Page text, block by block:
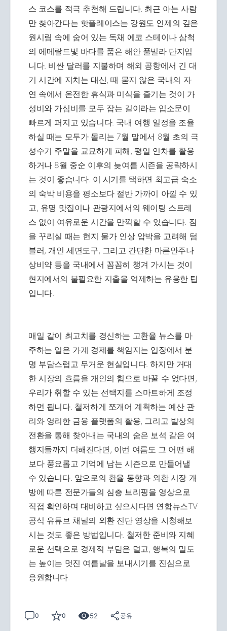
스 코스를 적극 추천해 드립니다. 최근 아는 사람
만 찾아간다는 핫플레이스는 강원도 인제의 깊은
원시림 속에 숨어 있는 독채 에코 스테이나 삼척
의 에메랄드빛 바다를 품은 해안 풀빌라 단지입
니다. 비싼 달러를 지불하며 해외 공항에서 긴 대
기 시간에 지치는 대신, 때 묻지 않은 국내의 자
연 속에서 온전한 휴식과 미식을 즐기는 것이 가
성비와 가심비를 모두 잡는 길이라는 입소문이
빠르게 퍼지고 있습니다. 국내 여행 일정을 조율
하실 때는 모두가 몰리는 7월 말에서 8월 초의 극
성수기 주말을 교묘하게 피해, 평일 연차를 활용
하거나 8월 중순 이후의 늦여름 시즌을 공략하시
는 것이 좋습니다. 이 시기를 택하면 최고급 숙소
의 숙박 비용을 평소보다 절반 가까이 아낄 수 있
고, 유명 맛집이나 관광지에서의 웨이팅 스트레
스 없이 여유로운 시간을 만끽할 수 있습니다. 짐
을 꾸리실 때는 현지 물가 인상 압박을 고려해 텀
블러, 개인 세면도구, 그리고 간단한 마른안주나
상비약 등을 국내에서 꼼꼼히 챙겨 가시는 것이
현지에서의 불필요한 지출을 억제하는 유용한 팁
입니다.
매일 같이 최고치를 경신하는 고환율 뉴스를 마
주하는 일은 가계 경제를 책임지는 입장에서 분
명 부담스럽고 무거운 현실입니다. 하지만 거대
한 시장의 흐름을 개인의 힘으로 바꿀 수 없다면,
우리가 취할 수 있는 선택지를 스마트하게 조정
하면 됩니다. 철저하게 쪼개어 계획하는 예산 관
리와 영리한 금융 플랫폼의 활용, 그리고 발상의
전환을 통해 찾아내는 국내의 숨은 보석 같은 여
행지들까지 더해진다면, 이번 여름도 그 어떤 해
보다 풍요롭고 기억에 남는 시즌으로 만들어낼
수 있습니다. 앞으로의 환율 동향과 외환 시장 개
방에 따른 전문가들의 심층 브리핑을 영상으로
직접 확인하며 대비하고 싶으시다면 연합뉴스TV
공식 유튜브 채널의 외환 진단 영상을 시청해보
시는 것도 좋은 방법입니다. 철저한 준비와 지혜
로운 선택으로 경제적 부담은 덜고, 행복의 밀도
는 높이는 멋진 여름날을 보내시기를 진심으로
응원합니다.
0 0 52 공유